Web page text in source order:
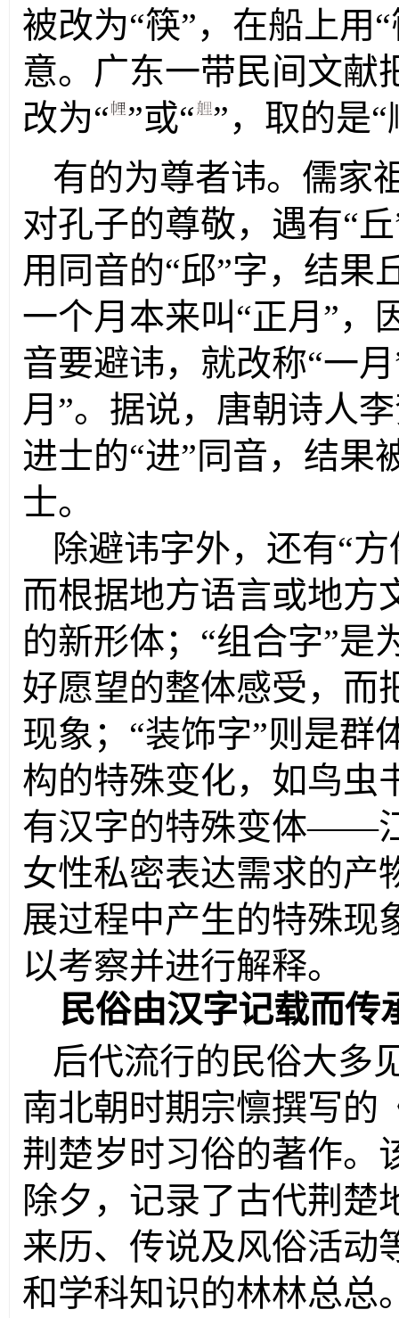
被改为“筷”，在船上用
意。广东一带民间文献
改为“ ”或“ ”，取的是
有的为尊者讳。儒家
对孔子的尊敬，遇有“
用同音的“邱”字，结果
一个月本来叫“正月”，
音要避讳，就改称“一
月”。据说，唐朝诗人
进士的“进”同音，结果
士。
除避讳字外，还有“
而根据地方语言或地方
的新形体；“组合字”是
好愿望的整体感受，而
现象；“装饰字”则是群
构的特殊变化，如鸟虫
有汉字的特殊变体——
女性私密表达需求的产
展过程中产生的特殊现
以考察并进行解释。
民俗由汉字记载而传
后代流行的民俗大多
南北朝时期宗懔撰写的
荆楚岁时习俗的著作。
除夕，记录了古代荆楚
来历、传说及风俗活动
和学科知识的林林总总